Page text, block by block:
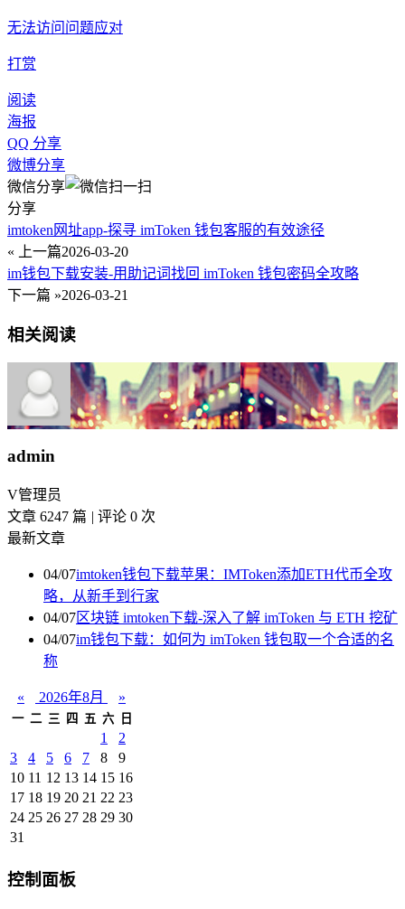
无法访问问题应对
打赏
阅读
海报
QQ 分享
微博分享
微信分享
分享
imtoken网址app-探寻 imToken 钱包客服的有效途径
« 上一篇2026-03-20
im钱包下载安装-用助记词找回 imToken 钱包密码全攻略
下一篇 »2026-03-21
相关阅读
admin
V管理员
文章 6247 篇 | 评论 0 次
最新文章
04/07imtoken钱包下载苹果：IMToken添加ETH代币全攻
略，从新手到行家
04/07区块链 imtoken下载-深入了解 imToken 与 ETH 挖矿
04/07im钱包下载：如何为 imToken 钱包取一个合适的名
称
« 2026年8月 »
一 二 三 四 五 六 日
1
2
3
4 5 6 7 8
9
10 11 12 13 14 15 16
17 18 19 20 21 22 23
24 25 26 27 28 29 30
31
控制面板